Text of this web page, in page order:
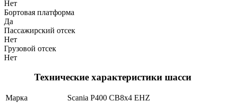
Нет
Бортовая платформа
Да
Пассажирский отсек
Нет
Грузовой отсек
Нет
Технические характеристики шасси
Марка Scania P400 CB8x4 EHZ